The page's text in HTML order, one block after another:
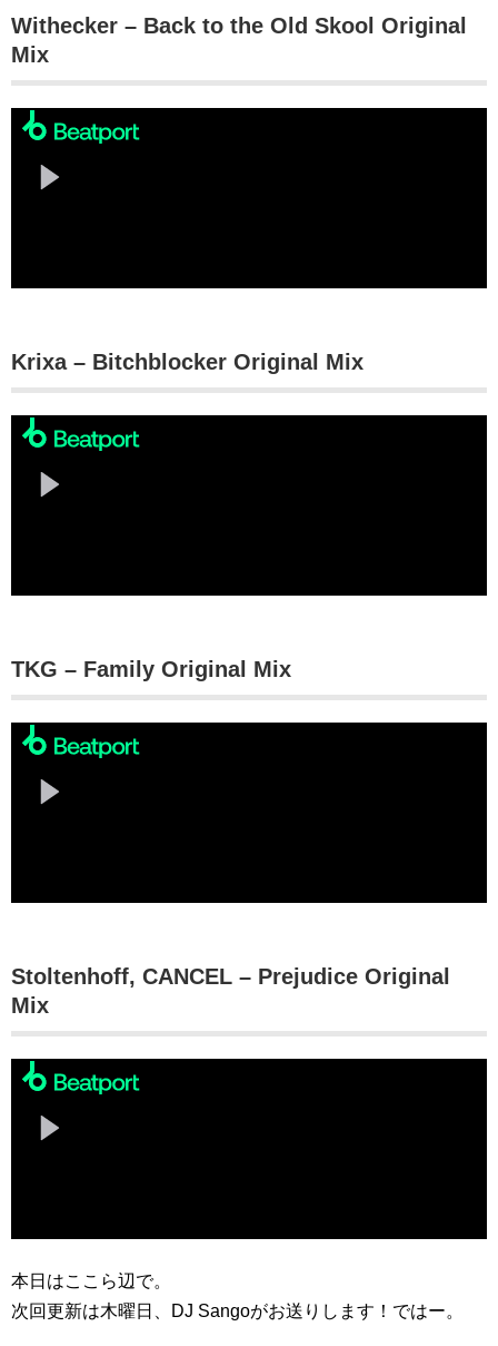
Withecker – Back to the Old Skool Original
Mix
Krixa – Bitchblocker Original Mix
TKG – Family Original Mix
Stoltenhoff, CANCEL – Prejudice Original
Mix
本日はここら辺で。
次回更新は木曜日、DJ Sangoがお送りします！ではー。